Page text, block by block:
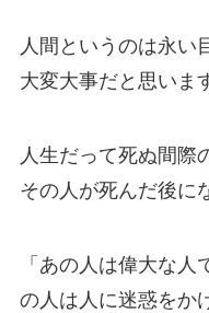
人間というのは永い
大変大事だと思いま
人生だって死ぬ間際
その人が死んだ後に
「あの人は偉大な
の人は人に迷惑をか